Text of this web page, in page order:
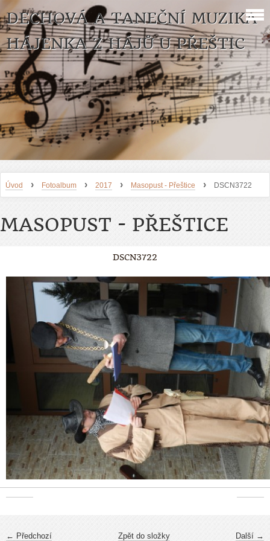
DECHOVÁ A TANEČNÍ MUZIKA
HÁJENKA Z HÁJŮ U PŘEŠTIC
Úvod › Fotoalbum › 2017 › Masopust - Přeštice › DSCN3722
MASOPUST - PŘEŠTICE
DSCN3722
← Předchozí Další →
Zpět do složky